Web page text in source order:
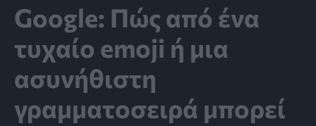
Google: Πώς από ένα
τυχαίο emoji ή μια
ασυνήθιστη
γραμματοσειρά μπορεί